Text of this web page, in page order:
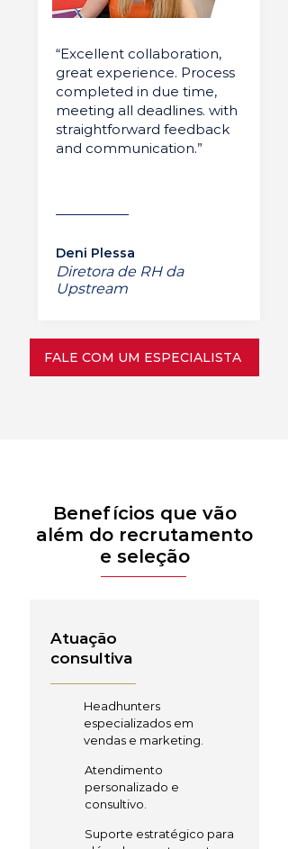
“Excellent collaboration,
great experience. Process
completed in due time,
meeting all deadlines. with
straightforward feedback
and communication.”
Deni Plessa
Diretora de RH da
Upstream
FALE COM UM ESPECIALISTA
Benefícios que vão
além do recrutamento
e seleção
Atuação
consultiva
Headhunters
especializados em
vendas e marketing.
Atendimento
personalizado e
consultivo.
Suporte estratégico para